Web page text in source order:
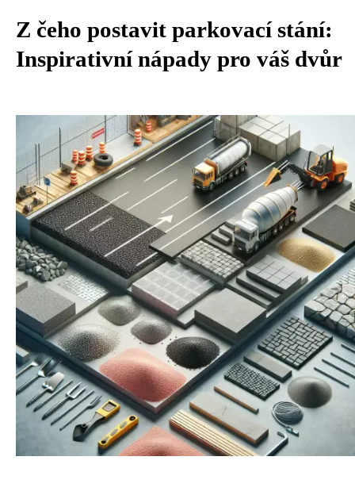
Z čeho postavit parkovací stání:
Inspirativní nápady pro váš dvůr